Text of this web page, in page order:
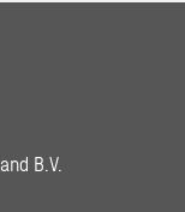
B.V.